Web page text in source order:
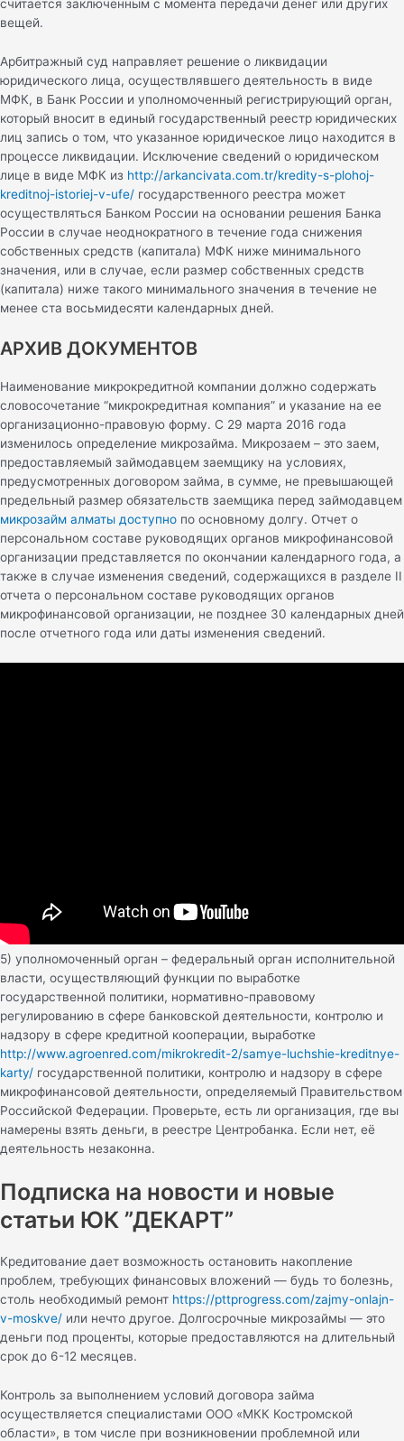
считается заключенным с момента передачи денег или других
вещей.
Арбитражный суд направляет решение о ликвидации
юридического лица, осуществлявшего деятельность в виде
МФК, в Банк России и уполномоченный регистрирующий орган,
который вносит в единый государственный реестр юридических
лиц запись о том, что указанное юридическое лицо находится в
процессе ликвидации. Исключение сведений о юридическом
лице в виде МФК из http://arkancivata.com.tr/kredity-s-plohoj-
kreditnoj-istoriej-v-ufe/ государственного реестра может
осуществляться Банком России на основании решения Банка
России в случае неоднократного в течение года снижения
собственных средств (капитала) МФК ниже минимального
значения, или в случае, если размер собственных средств
(капитала) ниже такого минимального значения в течение не
менее ста восьмидесяти календарных дней.
АРХИВ ДОКУМЕНТОВ
Наименование микрокредитной компании должно содержать
словосочетание “микрокредитная компания” и указание на ее
организационно-правовую форму. С 29 марта 2016 года
изменилось определение микрозайма. Микрозаем – это заем,
предоставляемый займодавцем заемщику на условиях,
предусмотренных договором займа, в сумме, не превышающей
предельный размер обязательств заемщика перед займодавцем
микрозайм алматы доступно по основному долгу. Отчет о
персональном составе руководящих органов микрофинансовой
организации представляется по окончании календарного года, а
также в случае изменения сведений, содержащихся в разделе II
отчета о персональном составе руководящих органов
микрофинансовой организации, не позднее 30 календарных дней
после отчетного года или даты изменения сведений.
5) уполномоченный орган – федеральный орган исполнительной
власти, осуществляющий функции по выработке
государственной политики, нормативно-правовому
регулированию в сфере банковской деятельности, контролю и
надзору в сфере кредитной кооперации, выработке
http://www.agroenred.com/mikrokredit-2/samye-luchshie-kreditnye-
karty/ государственной политики, контролю и надзору в сфере
микрофинансовой деятельности, определяемый Правительством
Российской Федерации. Проверьте, есть ли организация, где вы
намерены взять деньги, в реестре Центробанка. Если нет, её
деятельность незаконна.
Подписка на новости и новые
статьи ЮК ”ДЕКАРТ”
Кредитование дает возможность остановить накопление
проблем, требующих финансовых вложений — будь то болезнь,
столь необходимый ремонт https://pttprogress.com/zajmy-onlajn-
v-moskve/ или нечто другое. Долгосрочные микрозаймы — это
деньги под проценты, которые предоставляются на длительный
срок до 6-12 месяцев.
Контроль за выполнением условий договора займа
осуществляется специалистами ООО «МКК Костромской
области», в том числе при возникновении проблемной или